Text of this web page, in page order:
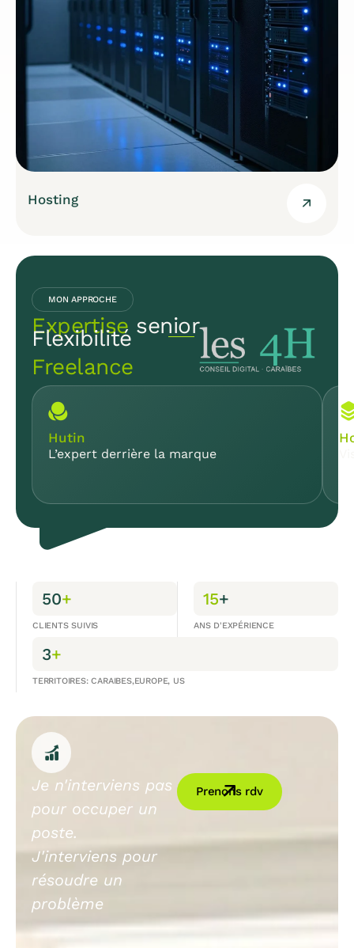
Hosting
MON APPROCHE
Expertise senior
Flexibilité
Freelance
Hutin
L’expert derrière la marque
50+
CLIENTS SUIVIS
15+
ANS D'EXPÉRIENCE
3+
TERRITOIRES: CARAIBES,EUROPE, US
Je n'interviens pas
pour occuper un
poste.
J'interviens pour
résoudre un
problème
Prenons rdv